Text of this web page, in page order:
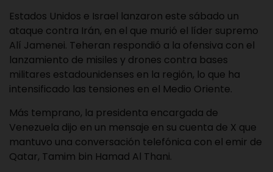
Estados Unidos e Israel lanzaron este sábado un
ataque contra Irán, en el que murió el líder supremo
Alí Jamenei. Teheran respondió a la ofensiva con el
lanzamiento de misiles y drones contra bases
militares estadounidenses en la región, lo que ha
intensificado las tensiones en el Medio Oriente.
Más temprano, la presidenta encargada de
Venezuela dijo en un mensaje en su cuenta de X que
mantuvo una conversación telefónica con el emir de
Qatar, Tamim bin Hamad Al Thani.